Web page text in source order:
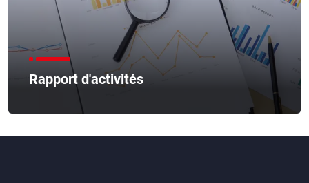
Rapport d'activités